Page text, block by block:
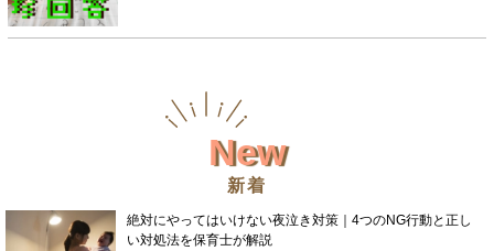
New
新着
絶対にやってはいけない夜泣き対策｜4つのNG行動と正し
い対処法を保育士が解説